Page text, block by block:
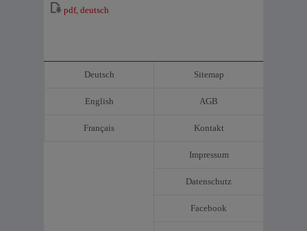
pdf, deutsch
Deutsch
English
Français
Sitemap
AGB
Kontakt
Impressum
Datenschutz
Facebook